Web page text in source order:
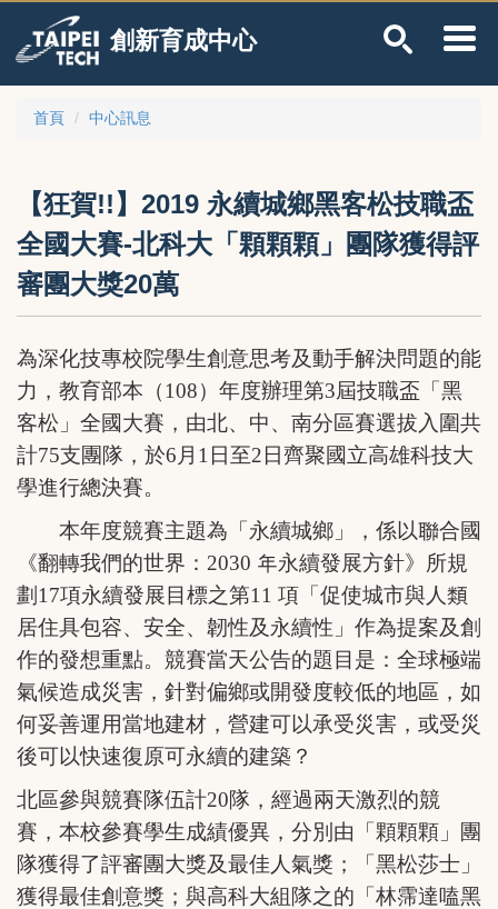
主
要
創新育成中心
首頁 中心訊息
【狂賀!!】2019 永續城鄉黑客松技職盃
全國大賽-北科大「顆顆顆」團隊獲得評
審團大獎20萬
為深化技專校院學生創意思考及動手解決問題的能
力，教育部本（108）年度辦理第3屆技職盃「黑
客松」全國大賽，由北、中、南分區賽選拔入圍共
計75支團隊，於6月1日至2日齊聚國立高雄科技大
學進行總決賽。
本年度競賽主題為「永續城鄉」，係以聯合國
《翻轉我們的世界：2030 年永續發展方針》所規
劃17項永續發展目標之第11 項「促使城市與人類
居住具包容、安全、韌性及永續性」作為提案及創
作的發想重點。競賽當天公告的題目是：全球極端
氣候造成災害，針對偏鄉或開發度較低的地區，如
何妥善運用當地建材，營建可以承受災害，或受災
後可以快速復原可永續的建築？
北區參與競賽隊伍計20隊，經過兩天激烈的競
賽，本校參賽學生成績優異，分別由「顆顆顆」團
隊獲得了評審團大獎及最佳人氣獎；「黑松莎士」
獲得最佳創意獎；與高科大組隊之的「林霈達嗑黑